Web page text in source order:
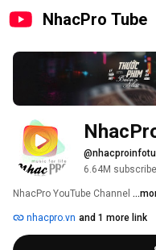
NhacPro Tube
6.64M
NhacPro YouTube Channel
nhacpro.vn and 1 more link